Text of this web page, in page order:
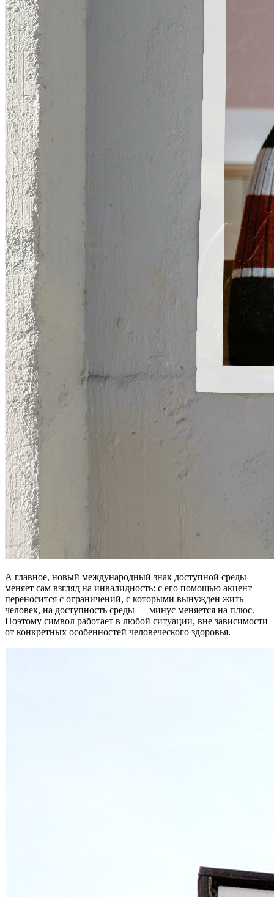
А главное, новый международный знак доступной среды
меняет сам взгляд на инвалидность: с его помощью акцент
переносится с ограничений, с которыми вынужден жить
человек, на доступность среды — минус меняется на плюс.
Поэтому символ работает в любой ситуации, вне зависимости
от конкретных особенностей человеческого здоровья.